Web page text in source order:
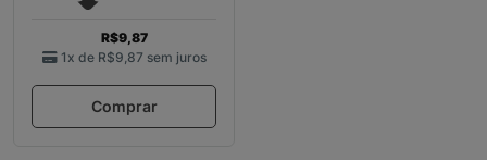
R$9,87
1x de R$9,87 sem juros
Comprar